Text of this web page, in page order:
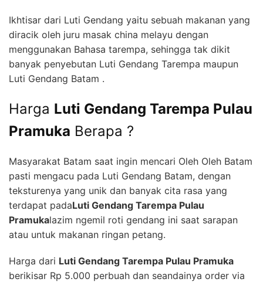
Ikhtisar dari Luti Gendang yaitu sebuah makanan yang
diracik oleh juru masak china melayu dengan
menggunakan Bahasa tarempa, sehingga tak dikit
banyak penyebutan Luti Gendang Tarempa maupun
Luti Gendang Batam .
Harga Luti Gendang Tarempa Pulau
Pramuka Berapa ?
Masyarakat Batam saat ingin mencari Oleh Oleh Batam
pasti mengacu pada Luti Gendang Batam, dengan
teksturenya yang unik dan banyak cita rasa yang
terdapat padaLuti Gendang Tarempa Pulau
Pramukalazim ngemil roti gendang ini saat sarapan
atau untuk makanan ringan petang.
Harga dari Luti Gendang Tarempa Pulau Pramuka
berikisar Rp 5.000 perbuah dan seandainya order via